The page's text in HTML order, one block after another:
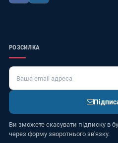
РОЗСИЛКА
Ви зможете скасувати підписку в
через форму зворотнього зв'язку.